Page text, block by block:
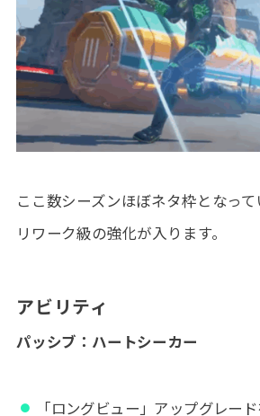
ここ数シーズンほぼネタ枠となっ
リワーク級の強化が入ります。
アビリティ
パッシブ：ハートシーカー
「ロングビュー」アップグレー